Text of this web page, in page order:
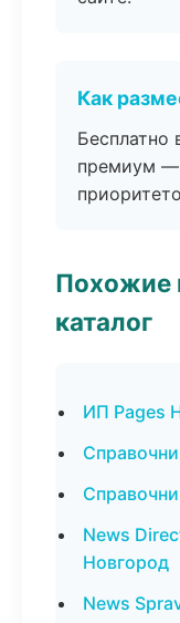
Как
Бесплатно
премиум —
Похожие
каталог
ИП Pages
News
Новгород
News